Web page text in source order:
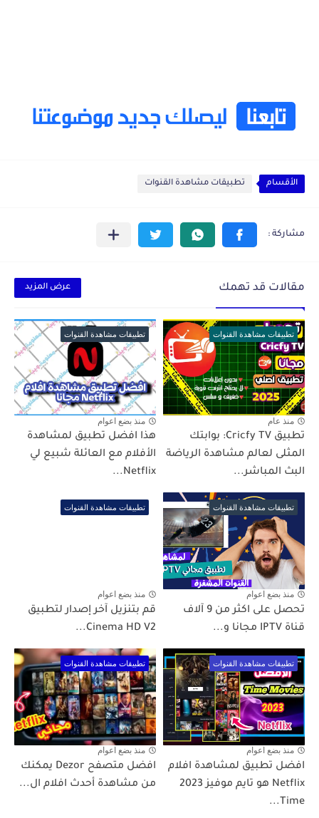
الأقسام تطبيقات مشاهدة القنوات
مقالات قد تهمك عرض المزيد
تطبيقات مشاهدة القنوات
منذ عام
تطبيق Cricfy TV: بوابتك
المثلى لعالم مشاهدة الرياضة
البث المباشر...
تطبيقات مشاهدة القنوات
منذ بضع اعوام
هذا افضل تطبيق لمشاهدة
الأفلام مع العائلة شبيع لي
Netflix...
تطبيقات مشاهدة القنوات
منذ بضع اعوام
تحصل على اكثر من 9 آلاف
قناة IPTV مجانا و...
تطبيقات مشاهدة القنوات
منذ بضع اعوام
قم بتنزيل آخر إصدار لتطبيق
Cinema HD V2...
تطبيقات مشاهدة القنوات
منذ بضع اعوام
افضل تطبيق لمشاهدة افلام
Netflix هو تايم موفيز 2023
Time...
تطبيقات مشاهدة القنوات
منذ بضع اعوام
افضل متصفح Dezor يمكنك
من مشاهدة أحدث افلام ال...